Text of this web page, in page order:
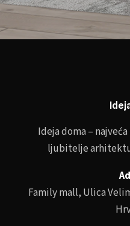
Ideja doma –
ljubitelje
Family mall, Ulica